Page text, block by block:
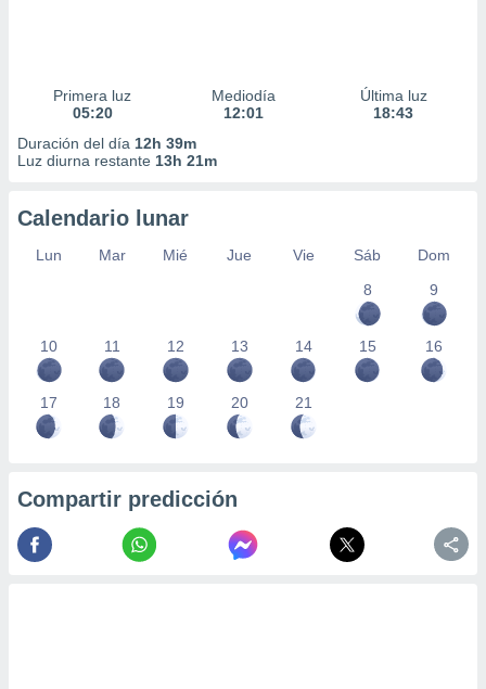
Primera luz
05:20
Mediodía
12:01
Última luz
18:43
Duración del día 12h 39m
Luz diurna restante 13h 21m
Calendario lunar
Lun Mar Mié Jue Vie Sáb
Dom
8
9
10 11 12 13 14 15 16
17 18 19 20 21
Compartir predicción